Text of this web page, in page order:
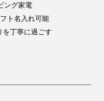
ング家電
ト名入れ可能
を丁寧に過ごす